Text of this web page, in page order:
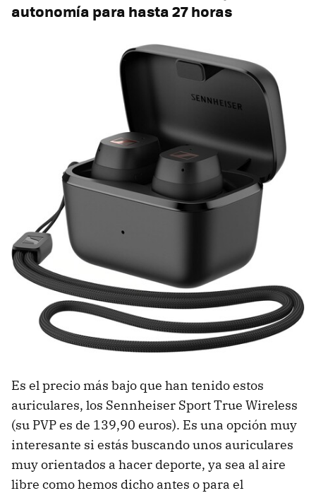
autonomía para hasta 27 horas
Es el precio más bajo que han tenido estos
auriculares, los Sennheiser Sport True Wireless
(su PVP es de 139,90 euros). Es una opción muy
interesante si estás buscando unos auriculares
muy orientados a hacer deporte, ya sea al aire
libre como hemos dicho antes o para el